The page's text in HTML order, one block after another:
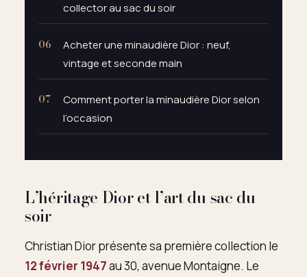
collector au sac du soir
Acheter une minaudière Dior : neuf,
vintage et seconde main
Comment porter la minaudière Dior selon
l’occasion
L’héritage Dior et l’art du sac du
soir
Christian Dior présente sa première collection le
12 février 1947au 30, avenue Montaigne. Le